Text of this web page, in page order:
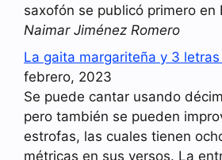
saxofón se publicó primero en
Naimar Jiménez Romero
La gaita margariteña y 3
febrero, 2023
Se puede cantar usando
pero también se pueden
estrofas, las cuales tienen
métricas en sus versos. La